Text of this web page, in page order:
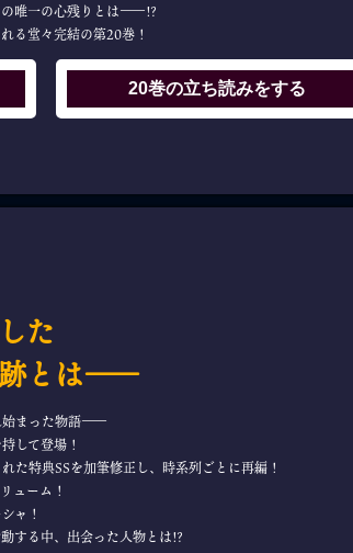
の唯一の心残りとは――!?
る堂々完結の第20巻！
20巻の立ち読みをする
た
跡とは――
始まった物語――
して登場！
た特典SSを加筆修正し、時系列ごとに再編！
ューム！
ャ！
する中、出会った人物とは!?